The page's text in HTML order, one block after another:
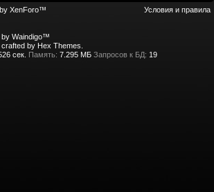
Условия и правила
XenForo™
by Waindigo™
crafted by Hex Themes
сек. Память: 7.295 МБ Запросов к БД: 19